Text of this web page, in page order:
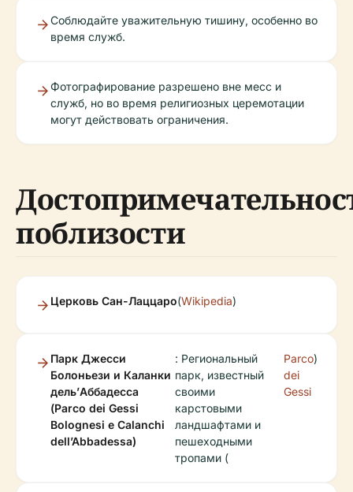
Соблюдайте уважительную тишину, особенно во
время служб.
Фотографирование разрешено вне месс и
служб, но во время религиозных церемотации
могут действовать ограничения.
поблизости
Церковь Сан-Лаццаро(Wikipedia)
Парк Джесси
Болоньези и Каланки
дель’Аббадесса
(Parco dei Gessi
Bolognesi e Calanchi
dell’Abbadessa)
: Региональный
парк, известный
своими
карстовыми
ландшафтами и
пешеходными
тропами (
Parco
dei
Gessi
)